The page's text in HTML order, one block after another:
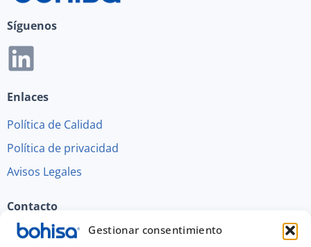
Gestionar consentimiento
Síguenos
Enlaces
Política de Calidad
Política de privacidad
Avisos Legales
Contacto
Polígono Ind. Juncaril C/Guadix - R 60-61,18220